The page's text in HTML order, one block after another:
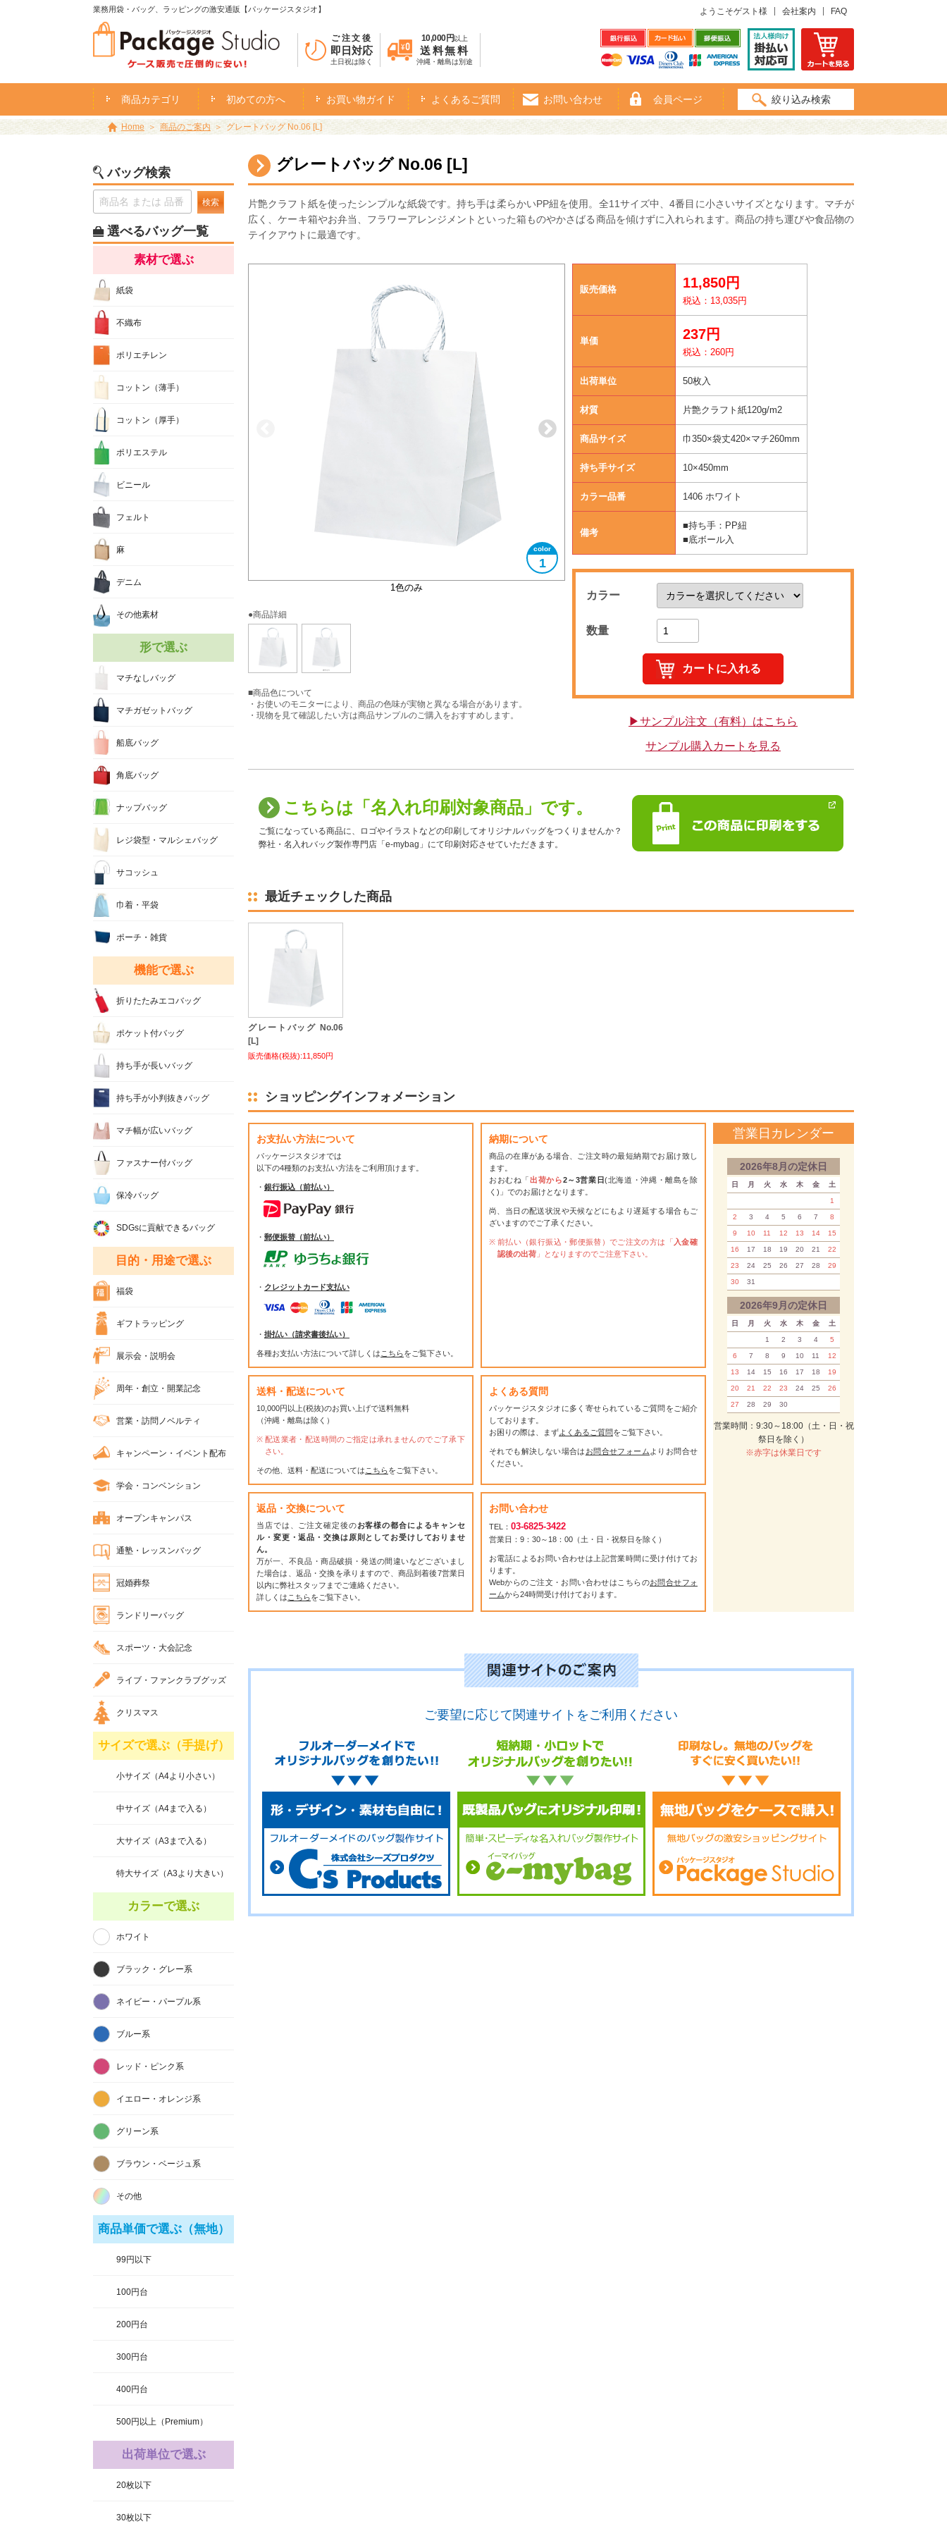
業務用袋・バッグ、ラッピングの激安通販【パッケージスタジオ】
ご注文後
即日対応
土日祝は除く
10,000円 以上
送料無料
沖縄・離島は別途
ようこそゲスト様 会社案内 FAQ
商品カテゴリ 初めての方へ お買い物ガイド よくあるご質問 お問い合わせ 会員ページ 絞り込み検索
Home 商品のご案内 グレートバッグ No.06 [L]
グレートバッグ No.06 [L]
片艶クラフト紙を使ったシンプルな紙袋です。持ち手は柔らかいPP紐を使用。全11サイズ中、4番目に小さいサイズとなります。マチが
広く、ケーキ箱やお弁当、フラワーアレンジメントといった箱ものやかさばる商品を傾けずに入れられます。商品の持ち運びや食品物の
テイクアウトに最適です。
1色のみ
1
●商品詳細
■商品色について
・お使いのモニターにより、商品の色味が実物と異なる場合があります。
・現物を見て確認したい方は商品サンプルのご購入をおすすめします。
販売価格 11,850円
税込：13,035円
単価 237円
税込：260円
出荷単位 50枚入
材質 片艶クラフト紙120g/m2
商品サイズ 巾350×袋丈420×マチ260mm
持ち手サイズ 10×450mm
カラー品番 1406 ホワイト
備考
■持ち手：PP紐
■底ボール入
カラー
数量
▶サンプル注文（有料）はこちら
サンプル購入カートを見る
こちらは「名入れ印刷対象商品」です。
ご覧になっている商品に、ロゴやイラストなどの印刷してオリジナルバッグをつくりませんか？
弊社・名入れバッグ製作専門店「e-mybag」にて印刷対応させていただきます。
最近チェックした商品
グレートバッグ No.06
[L]
販売価格(税抜):11,850円
ショッピングインフォメーション
お支払い方法について
パッケージスタジオでは
以下の4種類のお支払い方法をご利用頂けます。
・ 銀行振込（前払い）
・ 郵便振替（前払い）
・ クレジットカード支払い
・ 掛払い（請求書後払い）
各種お支払い方法について詳しくは こちらをご覧下さい。
納期について
商品の在庫がある場合、ご注文時の最短納期でお届け致し
ます。
おおむね「出荷から2～3営業日(北海道・沖縄・離島を除
く)」でのお届けとなります。
尚、当日の配送状況や天候などにもより遅延する場合もご
ざいますのでご了承ください。
前払い（銀行振込・郵便振替）でご注文の方は「 入金確
認後の出荷 」となりますのでご注意下さい。
送料・配送について
10,000円以上(税抜)のお買い上げで送料無料
（沖縄・離島は除く）
配送業者・配送時間のご指定は承れませんのでご了承下
さい。
その他、送料・配送については こちらをご覧下さい。
よくある質問
パッケージスタジオに多く寄せられているご質問をご紹介
しております。
お困りの際は、まずよくあるご質問をご覧下さい。
それでも解決しない場合は お問合せフォーム よりお問合せ
ください。
返品・交換について
当店では、ご注文確定後のお客様の都合によるキャンセ
ル・変更・返品・交換は原則としてお受けしておりませ
ん。
万が一、不良品・商品破損・発送の間違いなどございまし
た場合は、返品・交換を承りますので、商品到着後7営業日
以内に弊社スタッフまでご連絡ください。
詳しくは こちらをご覧下さい。
お問い合わせ
TEL： 03-6825-3422
営業日：9：30～18：00（土・日・祝祭日を除く）
お電話によるお問い合わせは上記営業時間に受け付けてお
ります。
Webからのご注文・お問い合わせはこちらのお問合せフォ
ームから24時間受け付けております。
営業日カレンダー
2026年8月の定休日
日 月 火 水 木 金 土
1
2 3 4 5 6 7 8
9 10 11 12 13 14 15
16 17 18 19 20 21 22
23 24 25 26 27 28 29
30 31
2026年9月の定休日
日 月 火 水 木 金 土
1 2 3 4 5
6 7 8 9 10 11 12
13 14 15 16 17 18 19
20 21 22 23 24 25 26
27 28 29 30
営業時間：9:30～18:00（土・日・祝
祭日を除く）
※赤字は休業日です
ご要望に応じて関連サイトをご利用ください
バッグ検索
検索
選べるバッグ一覧
素材で選ぶ
紙袋
不織布
ポリエチレン
コットン（薄手）
コットン（厚手）
ポリエステル
ビニール
フェルト
麻
デニム
その他素材
形で選ぶ
マチなしバッグ
マチガゼットバッグ
船底バッグ
角底バッグ
ナップバッグ
レジ袋型・マルシェバッグ
サコッシュ
巾着・平袋
ポーチ・雑貨
機能で選ぶ
折りたたみエコバッグ
ポケット付バッグ
持ち手が長いバッグ
持ち手が小判抜きバッグ
マチ幅が広いバッグ
ファスナー付バッグ
保冷バッグ
SDGsに貢献できるバッグ
目的・用途で選ぶ
福袋
ギフトラッピング
展示会・説明会
周年・創立・開業記念
営業・訪問ノベルティ
キャンペーン・イベント配布
学会・コンベンション
オープンキャンパス
通塾・レッスンバッグ
冠婚葬祭
ランドリーバッグ
スポーツ・大会記念
ライブ・ファンクラブグッズ
クリスマス
サイズで選ぶ（手提げ）
小サイズ（A4より小さい）
中サイズ（A4まで入る）
大サイズ（A3まで入る）
特大サイズ（A3より大きい）
カラーで選ぶ
ホワイト
ブラック・グレー系
ネイビー・パープル系
ブルー系
レッド・ピンク系
イエロー・オレンジ系
グリーン系
ブラウン・ベージュ系
その他
商品単価で選ぶ（無地）
99円以下
100円台
200円台
300円台
400円台
500円以上（Premium）
出荷単位で選ぶ
20枚以下
30枚以下